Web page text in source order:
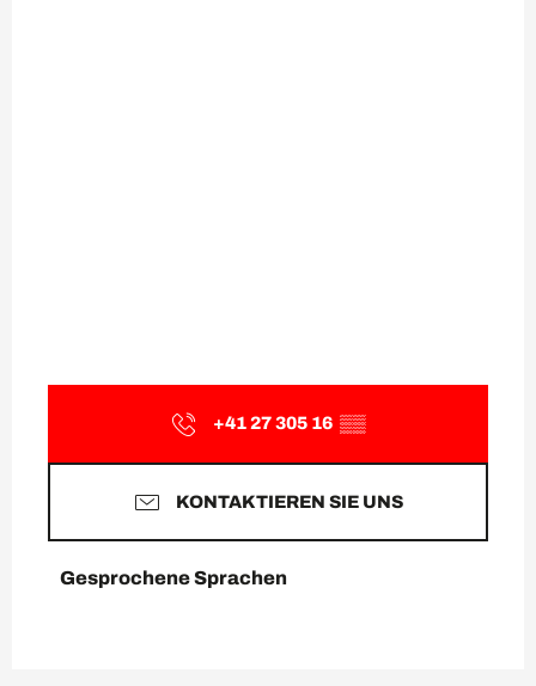
+41 27 305 16 ▒▒
KONTAKTIEREN SIE UNS
Gesprochene Sprachen
Gesprochene Sprachen